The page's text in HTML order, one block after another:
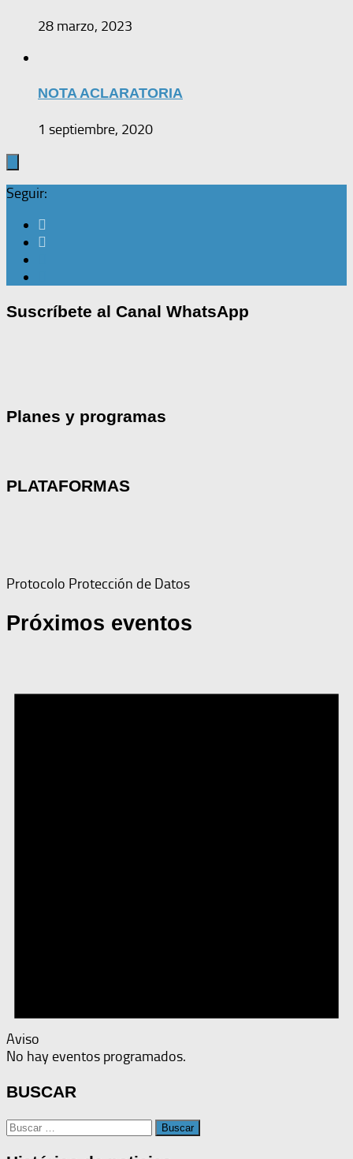
28 marzo, 2023
NOTA ACLARATORIA
1 septiembre, 2020
Seguir:
Suscríbete al Canal WhatsApp
Planes y programas
PLATAFORMAS
Protocolo Protección de Datos
Próximos eventos
Aviso
No hay eventos programados.
BUSCAR
Buscar: